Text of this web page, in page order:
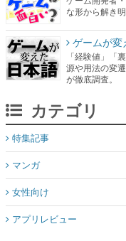
な形から解き
ゲームが変
「経験値」「
源や用法の変
が徹底調査。
カテゴリ
特集記事
マンガ
女性向け
アプリレビュー